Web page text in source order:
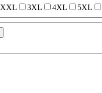
XXL 3XL 4XL 5XL